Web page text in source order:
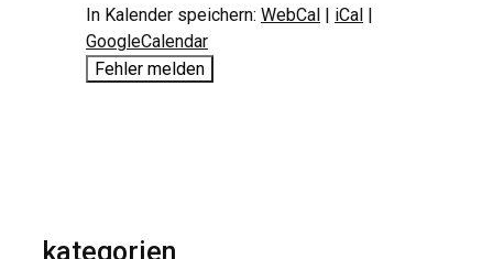
In Kalender speichern: WebCal | iCal |
GoogleCalendar
Fehler melden
kategorien